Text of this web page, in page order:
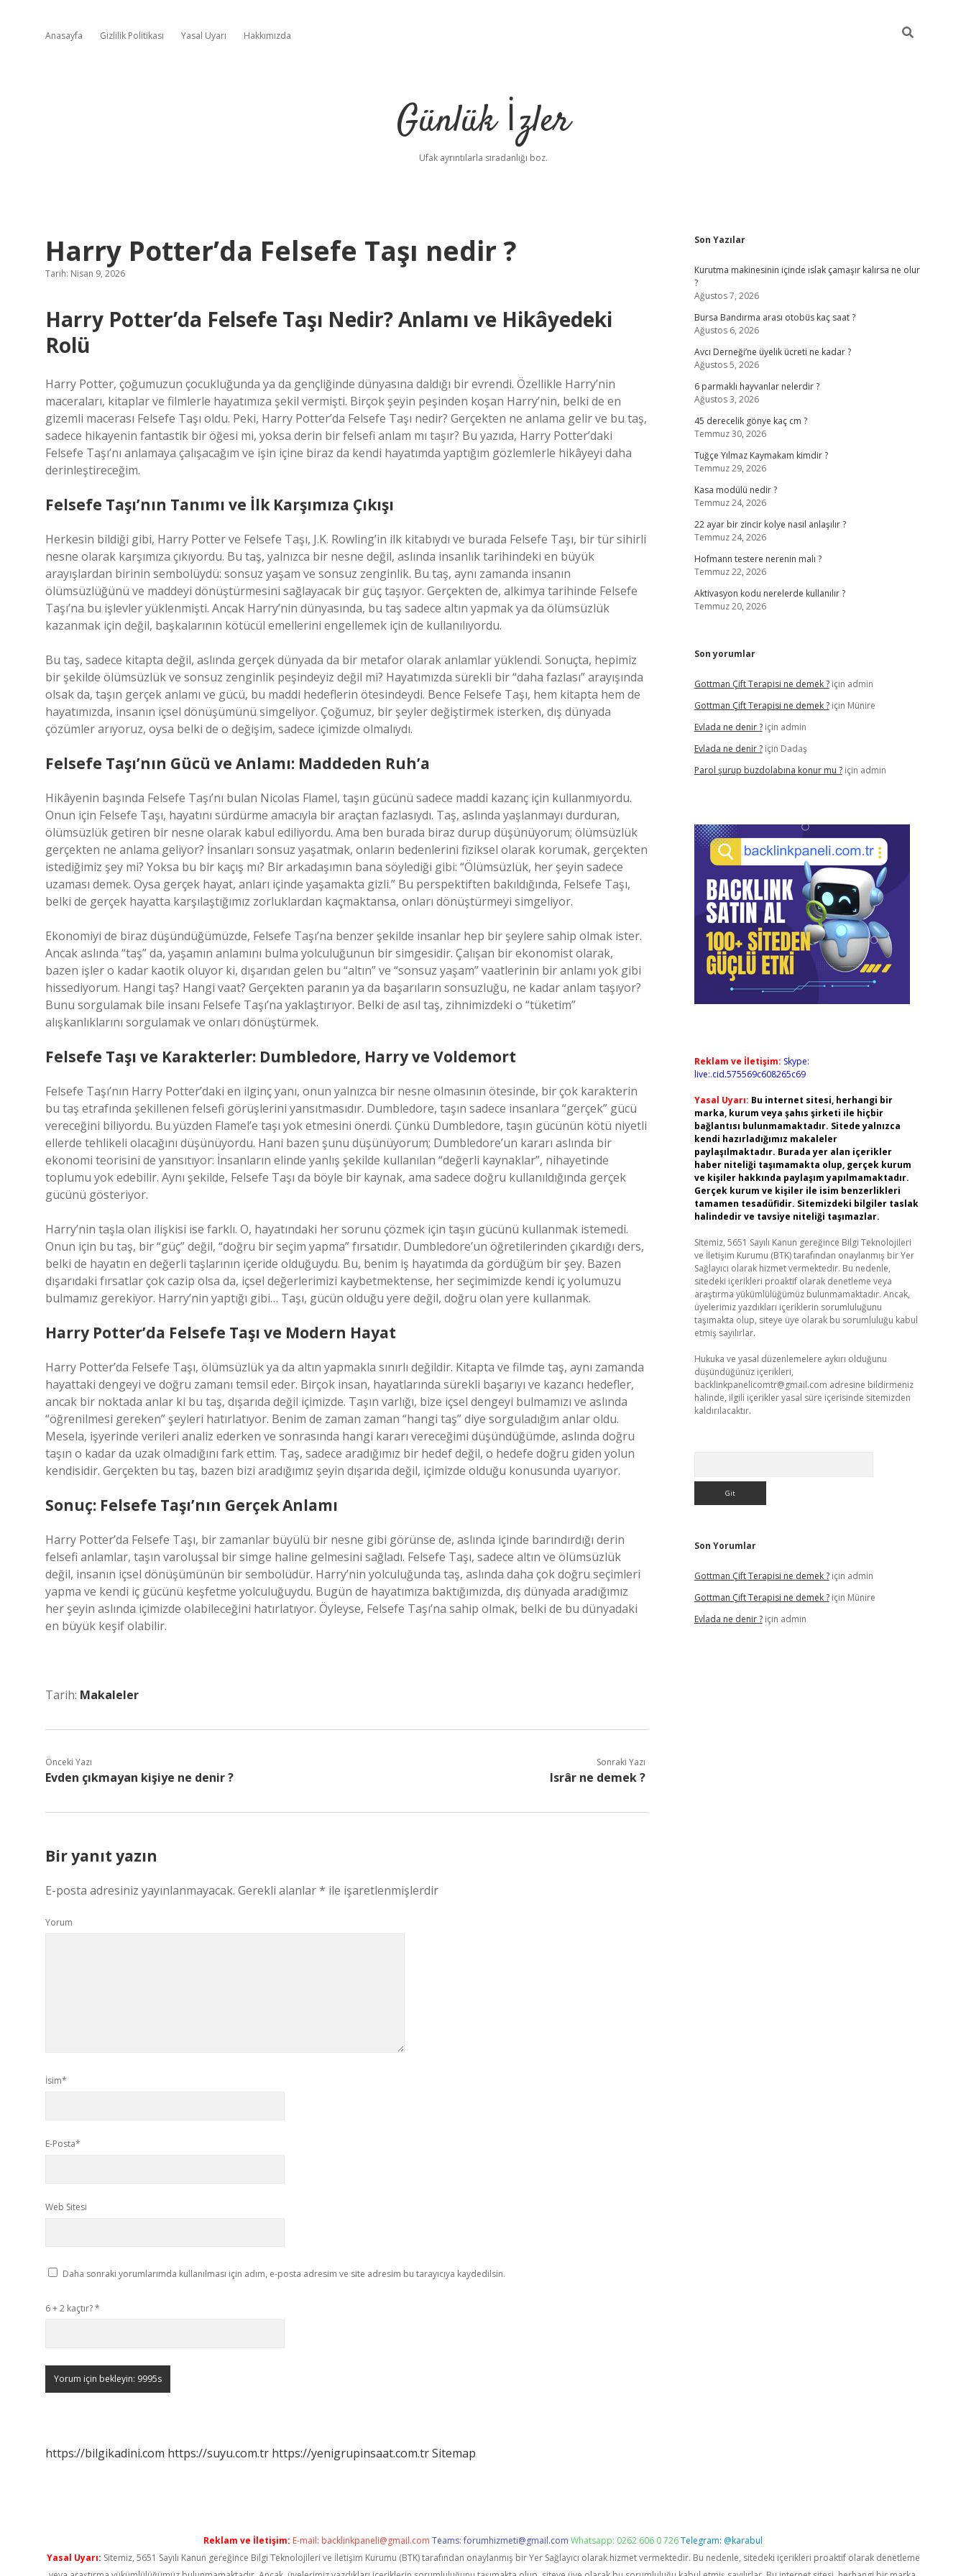
Anasayfa Gizlilik Politikası Yasal Uyarı Hakkımızda
Günlük İzler
Ufak ayrıntılarla sıradanlığı boz.
Harry Potter’da Felsefe Taşı nedir ?
Tarih: Nisan 9, 2026
Harry Potter’da Felsefe Taşı Nedir? Anlamı ve Hikâyedeki
Rolü
Harry Potter, çoğumuzun çocukluğunda ya da gençliğinde dünyasına daldığı bir evrendi. Özellikle Harry’nin
maceraları, kitaplar ve filmlerle hayatımıza şekil vermişti. Birçok şeyin peşinden koşan Harry’nin, belki de en
gizemli macerası Felsefe Taşı oldu. Peki, Harry Potter’da Felsefe Taşı nedir? Gerçekten ne anlama gelir ve bu taş,
sadece hikayenin fantastik bir öğesi mi, yoksa derin bir felsefi anlam mı taşır? Bu yazıda, Harry Potter’daki
Felsefe Taşı’nı anlamaya çalışacağım ve işin içine biraz da kendi hayatımda yaptığım gözlemlerle hikâyeyi daha
derinleştireceğim.
Felsefe Taşı’nın Tanımı ve İlk Karşımıza Çıkışı
Herkesin bildiği gibi, Harry Potter ve Felsefe Taşı, J.K. Rowling’in ilk kitabıydı ve burada Felsefe Taşı, bir tür sihirli
nesne olarak karşımıza çıkıyordu. Bu taş, yalnızca bir nesne değil, aslında insanlık tarihindeki en büyük
arayışlardan birinin sembolüydü: sonsuz yaşam ve sonsuz zenginlik. Bu taş, aynı zamanda insanın
ölümsüzlüğünü ve maddeyi dönüştürmesini sağlayacak bir güç taşıyor. Gerçekten de, alkimya tarihinde Felsefe
Taşı’na bu işlevler yüklenmişti. Ancak Harry’nin dünyasında, bu taş sadece altın yapmak ya da ölümsüzlük
kazanmak için değil, başkalarının kötücül emellerini engellemek için de kullanılıyordu.
Bu taş, sadece kitapta değil, aslında gerçek dünyada da bir metafor olarak anlamlar yüklendi. Sonuçta, hepimiz
bir şekilde ölümsüzlük ve sonsuz zenginlik peşindeyiz değil mi? Hayatımızda sürekli bir “daha fazlası” arayışında
olsak da, taşın gerçek anlamı ve gücü, bu maddi hedeflerin ötesindeydi. Bence Felsefe Taşı, hem kitapta hem de
hayatımızda, insanın içsel dönüşümünü simgeliyor. Çoğumuz, bir şeyler değiştirmek isterken, dış dünyada
çözümler arıyoruz, oysa belki de o değişim, sadece içimizde olmalıydı.
Felsefe Taşı’nın Gücü ve Anlamı: Maddeden Ruh’a
Hikâyenin başında Felsefe Taşı’nı bulan Nicolas Flamel, taşın gücünü sadece maddi kazanç için kullanmıyordu.
Onun için Felsefe Taşı, hayatını sürdürme amacıyla bir araçtan fazlasıydı. Taş, aslında yaşlanmayı durduran,
ölümsüzlük getiren bir nesne olarak kabul ediliyordu. Ama ben burada biraz durup düşünüyorum; ölümsüzlük
gerçekten ne anlama geliyor? İnsanları sonsuz yaşatmak, onların bedenlerini fiziksel olarak korumak, gerçekten
istediğimiz şey mi? Yoksa bu bir kaçış mı? Bir arkadaşımın bana söylediği gibi: “Ölümsüzlük, her şeyin sadece
uzaması demek. Oysa gerçek hayat, anları içinde yaşamakta gizli.” Bu perspektiften bakıldığında, Felsefe Taşı,
belki de gerçek hayatta karşılaştığımız zorluklardan kaçmaktansa, onları dönüştürmeyi simgeliyor.
Ekonomiyi de biraz düşündüğümüzde, Felsefe Taşı’na benzer şekilde insanlar hep bir şeylere sahip olmak ister.
Ancak aslında “taş” da, yaşamın anlamını bulma yolculuğunun bir simgesidir. Çalışan bir ekonomist olarak,
bazen işler o kadar kaotik oluyor ki, dışarıdan gelen bu “altın” ve “sonsuz yaşam” vaatlerinin bir anlamı yok gibi
hissediyorum. Hangi taş? Hangi vaat? Gerçekten paranın ya da başarıların sonsuzluğu, ne kadar anlam taşıyor?
Bunu sorgulamak bile insanı Felsefe Taşı’na yaklaştırıyor. Belki de asıl taş, zihnimizdeki o “tüketim”
alışkanlıklarını sorgulamak ve onları dönüştürmek.
Felsefe Taşı ve Karakterler: Dumbledore, Harry ve Voldemort
Felsefe Taşı’nın Harry Potter’daki en ilginç yanı, onun yalnızca bir nesne olmasının ötesinde, bir çok karakterin
bu taş etrafında şekillenen felsefi görüşlerini yansıtmasıdır. Dumbledore, taşın sadece insanlara “gerçek” gücü
vereceğini biliyordu. Bu yüzden Flamel’e taşı yok etmesini önerdi. Çünkü Dumbledore, taşın gücünün kötü niyetli
ellerde tehlikeli olacağını düşünüyordu. Hani bazen şunu düşünüyorum; Dumbledore’un kararı aslında bir
ekonomi teorisini de yansıtıyor: İnsanların elinde yanlış şekilde kullanılan “değerli kaynaklar”, nihayetinde
toplumu yok edebilir. Aynı şekilde, Felsefe Taşı da böyle bir kaynak, ama sadece doğru kullanıldığında gerçek
gücünü gösteriyor.
Harry’nin taşla olan ilişkisi ise farklı. O, hayatındaki her sorunu çözmek için taşın gücünü kullanmak istemedi.
Onun için bu taş, bir “güç” değil, “doğru bir seçim yapma” fırsatıdır. Dumbledore’un öğretilerinden çıkardığı ders,
belki de hayatın en değerli taşlarının içeride olduğuydu. Bu, benim iş hayatımda da gördüğüm bir şey. Bazen
dışarıdaki fırsatlar çok cazip olsa da, içsel değerlerimizi kaybetmektense, her seçimimizde kendi iç yolumuzu
bulmamız gerekiyor. Harry’nin yaptığı gibi… Taşı, gücün olduğu yere değil, doğru olan yere kullanmak.
Harry Potter’da Felsefe Taşı ve Modern Hayat
Harry Potter’da Felsefe Taşı, ölümsüzlük ya da altın yapmakla sınırlı değildir. Kitapta ve filmde taş, aynı zamanda
hayattaki dengeyi ve doğru zamanı temsil eder. Birçok insan, hayatlarında sürekli başarıyı ve kazancı hedefler,
ancak bir noktada anlar ki bu taş, dışarıda değil içimizde. Taşın varlığı, bize içsel dengeyi bulmamızı ve aslında
“öğrenilmesi gereken” şeyleri hatırlatıyor. Benim de zaman zaman “hangi taş” diye sorguladığım anlar oldu.
Mesela, işyerinde verileri analiz ederken ve sonrasında hangi kararı vereceğimi düşündüğümde, aslında doğru
taşın o kadar da uzak olmadığını fark ettim. Taş, sadece aradığımız bir hedef değil, o hedefe doğru giden yolun
kendisidir. Gerçekten bu taş, bazen bizi aradığımız şeyin dışarıda değil, içimizde olduğu konusunda uyarıyor.
Sonuç: Felsefe Taşı’nın Gerçek Anlamı
Harry Potter’da Felsefe Taşı, bir zamanlar büyülü bir nesne gibi görünse de, aslında içinde barındırdığı derin
felsefi anlamlar, taşın varoluşsal bir simge haline gelmesini sağladı. Felsefe Taşı, sadece altın ve ölümsüzlük
değil, insanın içsel dönüşümünün bir sembolüdür. Harry’nin yolculuğunda taş, aslında daha çok doğru seçimleri
yapma ve kendi iç gücünü keşfetme yolculuğuydu. Bugün de hayatımıza baktığımızda, dış dünyada aradığımız
her şeyin aslında içimizde olabileceğini hatırlatıyor. Öyleyse, Felsefe Taşı’na sahip olmak, belki de bu dünyadaki
en büyük keşif olabilir.
Tarih: Makaleler
Önceki Yazı
Evden çıkmayan kişiye ne denir ?
Sonraki Yazı
Isrâr ne demek ?
Bir yanıt yazın
E-posta adresiniz yayınlanmayacak. Gerekli alanlar* ile işaretlenmişlerdir
Yorum
İsim*
E-Posta*
Web Sitesi
Daha sonraki yorumlarımda kullanılması için adım, e-posta adresim ve site adresim bu tarayıcıya kaydedilsin.
6 + 2 kaçtır?*
https://bilgikadini.com https://suyu.com.tr https://yenigrupinsaat.com.trSitemap
Sidebar
Son Yazılar
Kurutma makinesinin içinde ıslak çamaşır kalırsa ne olur
?
Ağustos 7, 2026
Bursa Bandırma arası otobüs kaç saat ?
Ağustos 6, 2026
Avcı Derneği’ne üyelik ücreti ne kadar ?
Ağustos 5, 2026
6 parmaklı hayvanlar nelerdir ?
Ağustos 3, 2026
45 derecelik gönye kaç cm ?
Temmuz 30, 2026
Tuğçe Yılmaz Kaymakam kimdir ?
Temmuz 29, 2026
Kasa modülü nedir ?
Temmuz 24, 2026
22 ayar bir zincir kolye nasıl anlaşılır ?
Temmuz 24, 2026
Hofmann testere nerenin malı ?
Temmuz 22, 2026
Aktivasyon kodu nerelerde kullanılır ?
Temmuz 20, 2026
Son yorumlar
Gottman Çift Terapisi ne demek ?için admin
Gottman Çift Terapisi ne demek ?için Münire
Evlada ne denir ?için admin
Evlada ne denir ?için Dadaş
Parol şurup buzdolabına konur mu ?için admin
Reklam ve İletişim: Skype:
live:.cid.575569c608265c69
Yasal Uyarı: Bu internet sitesi, herhangi bir
marka, kurum veya şahıs şirketi ile hiçbir
bağlantısı bulunmamaktadır. Sitede yalnızca
kendi hazırladığımız makaleler
paylaşılmaktadır. Burada yer alan içerikler
haber niteliği taşımamakta olup, gerçek kurum
ve kişiler hakkında paylaşım yapılmamaktadır.
Gerçek kurum ve kişiler ile isim benzerlikleri
tamamen tesadüfidir. Sitemizdeki bilgiler taslak
halindedir ve tavsiye niteliği taşımazlar.
Sitemiz, 5651 Sayılı Kanun gereğince Bilgi Teknolojileri
ve İletişim Kurumu (BTK) tarafından onaylanmış bir Yer
Sağlayıcı olarak hizmet vermektedir. Bu nedenle,
sitedeki içerikleri proaktif olarak denetleme veya
araştırma yükümlülüğümüz bulunmamaktadır. Ancak,
üyelerimiz yazdıkları içeriklerin sorumluluğunu
taşımakta olup, siteye üye olarak bu sorumluluğu kabul
etmiş sayılırlar.
Hukuka ve yasal düzenlemelere aykırı olduğunu
düşündüğünüz içerikleri,
backlinkpanelicomtr@gmail.com adresine bildirmeniz
halinde, ilgili içerikler yasal süre içerisinde sitemizden
kaldırılacaktır.
Son Yorumlar
Gottman Çift Terapisi ne demek ?için admin
Gottman Çift Terapisi ne demek ?için Münire
Evlada ne denir ?için admin
Reklam ve İletişim: E-mail: backlinkpaneli@gmail.com Teams:forumhizmeti@gmail.com Whatsapp: 0262 606 0 726Telegram: @karabul
Yasal Uyarı: Sitemiz, 5651 Sayılı Kanun gereğince Bilgi Teknolojileri ve İletişim Kurumu (BTK) tarafından onaylanmış bir Yer Sağlayıcı olarak hizmet vermektedir. Bu nedenle, sitedeki içerikleri proaktif olarak denetleme